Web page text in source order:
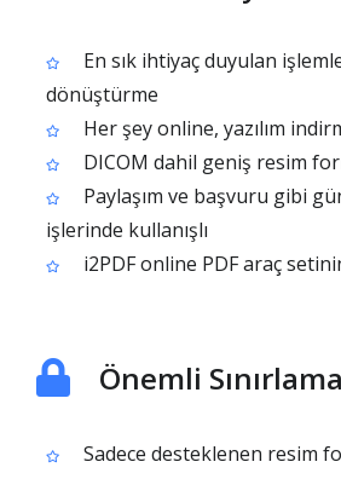
En sık ihtiyaç duyulan
dönüştürme
Her şey online, yazılım
DICOM dahil geniş resim
Paylaşım ve başvuru gibi
işlerinde kullanışlı
i2PDF online PDF araç
Önemli
Sadece desteklenen resim